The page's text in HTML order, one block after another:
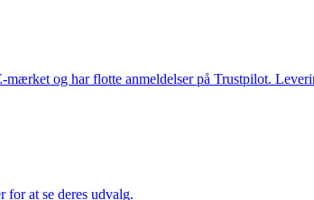
og har flotte anmeldelser på Trustpilot.
at se deres udvalg.